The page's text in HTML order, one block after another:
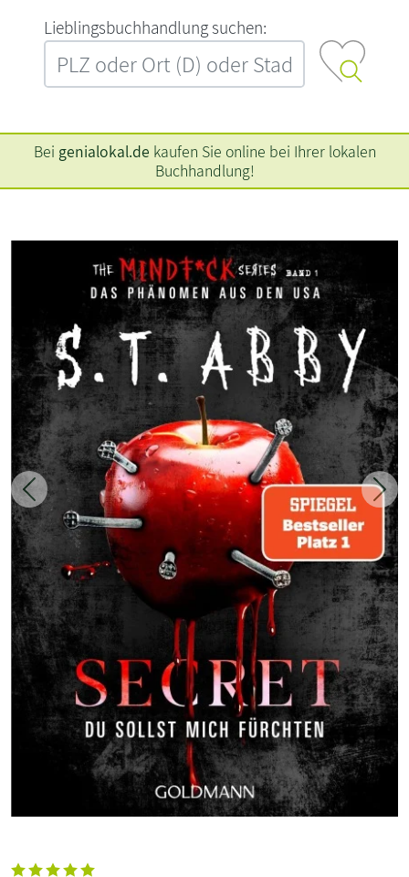
L‍i‍e‍b‍l‍i‍n‍g‍s‍b‍u‍c‍h‍h‍a‍n‍d‍l‍u‍n‍g‍ ‍s‍u‍c‍h‍e‍n‍:‍
Bei genialokal.de kaufen Sie online bei Ihrer lokalen
Buchhandlung!
Zurück